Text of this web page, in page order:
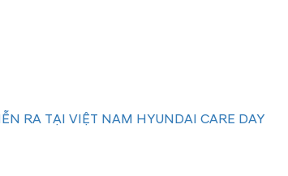
RA TẠI VIỆT NAM HYUNDAI CARE DAY